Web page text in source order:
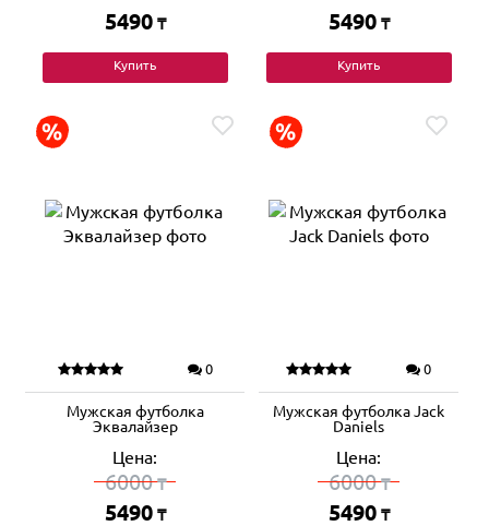
5490 ₸
Купить
5490 ₸
Купить
0
Мужская футболка
Эквалайзер
Цена:
6000₸
5490 ₸
0
Мужская футболка Jack
Daniels
Цена:
6000₸
5490 ₸